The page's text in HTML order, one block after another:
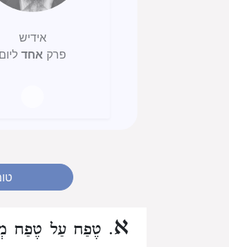
אידיש
פרק אחד ליום
א. טֶפַח עַל טֶפַח